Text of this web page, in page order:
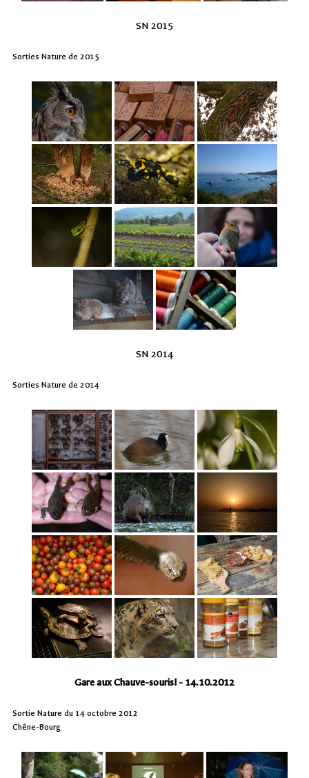
SN 2015
Sorties Nature de 2015
SN 2014
Sorties Nature de 2014
Gare aux Chauve-souris! - 14.10.2012
Sortie Nature du 14 octobre 2012
Chêne-Bourg